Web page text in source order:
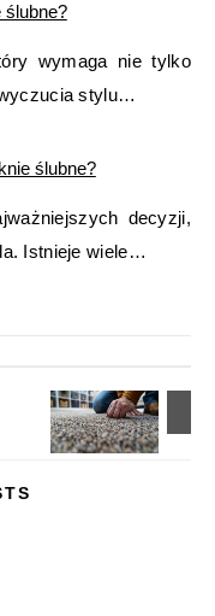
wymaga nie tylko
stylu…
ślubne?
decyzji,
Istnieje wiele…